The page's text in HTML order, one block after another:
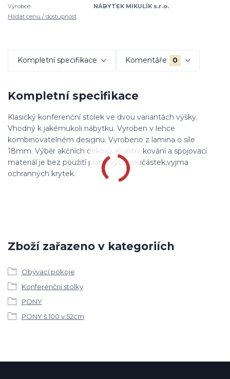
Výrobce:
NÁBYTEK MIKULÍK s.r.o.
Hlídat cenu / dostupnost
Kompletní specifikace Komentáře 0
Kompletní specifikace
Klasický konferenční stolek ve dvou variantách výšky.
Vhodný k jakémukoli nábytku. Vyroben v lehce
kombinovatelném designu. Vyrobeno z lamina o síle
18mm. Výběr akčních dekorů. Kvalitní kování a spojovací
materiál je bez použití plastových součástek,vyjma
ochranných krytek.
Zboží zařazeno v kategoriích
Obývací pokoje
Konferenční stolky
PONY
PONY š.100 v.52cm